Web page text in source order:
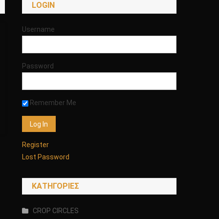
LOGIN
Username
Password
Remember Me
Register
Lost Password
KΑΤΗΓΟΡΊΕΣ
CROP CIRCLES